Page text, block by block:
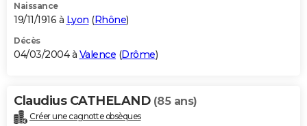
Naissance
19/11/1916 à Lyon (Rhône)
Décès
04/03/2004 à Valence (Drôme)
Claudius CATHELAND (85 ans)
Créer une cagnotte obsèques